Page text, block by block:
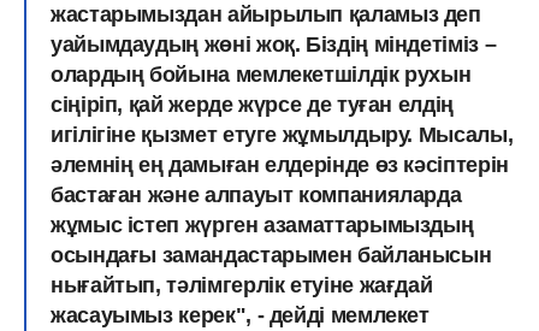
жастарымыздан айырылып қаламыз деп
уайымдаудың жөні жоқ. Біздің міндетіміз –
олардың бойына мемлекетшілдік рухын
сіңіріп, қай жерде жүрсе де туған елдің
игілігіне қызмет етуге жұмылдыру. Мысалы,
әлемнің ең дамыған елдерінде өз кәсіптерін
бастаған және алпауыт компанияларда
жұмыс істеп жүрген азаматтарымыздың
осындағы замандастарымен байланысын
нығайтып, тәлімгерлік етуіне жағдай
жасауымыз керек", - дейді мемлекет